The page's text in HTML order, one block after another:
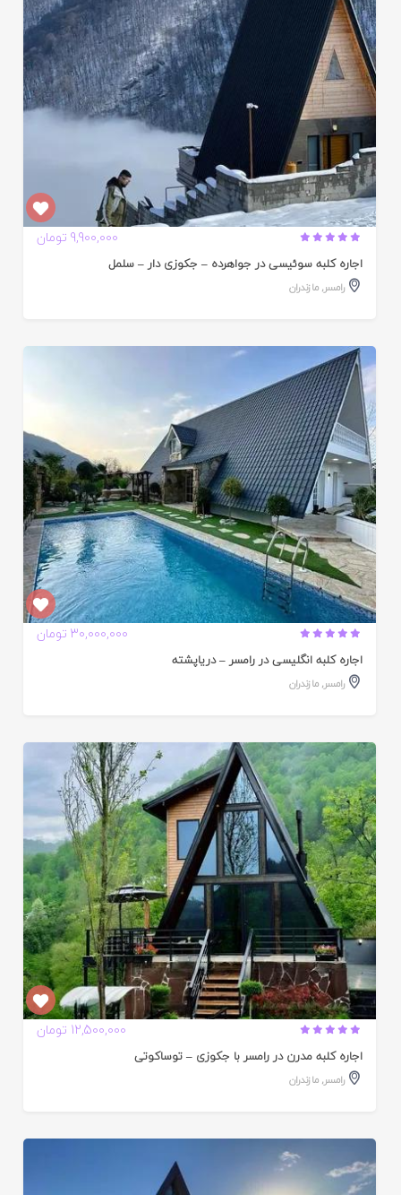
9,900,000 تومان
اجاره کلبه سوئیسی در جواهرده – جکوزی دار – سلمل
رامسر,مازندران
30,000,000 تومان
اجاره کلبه انگلیسی در رامسر – دریاپشته
رامسر,مازندران
12,500,000 تومان
اجاره کلبه مدرن در رامسر با جکوزی – توساکوتی
رامسر,مازندران